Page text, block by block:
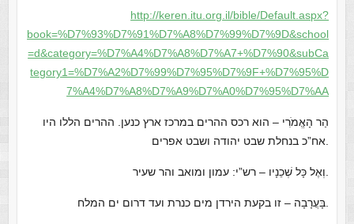
http://keren.itu.org.il/bible/Default.aspx?
book=%D7%93%D7%91%D7%A8%D7%99%D7%9D&school
=d&category=%D7%A4%D7%A8%D7%A7+%D7%90&subCa
tegory1=%D7%A2%D7%99%D7%95%D7%9F+%D7%95%D
7%A4%D7%A8%D7%A9%D7%A0%D7%95%D7%AA
הַר הָאֱמֹרִי – הוא רכס ההרים במרכז ארץ כנען. ההרים הללו היו